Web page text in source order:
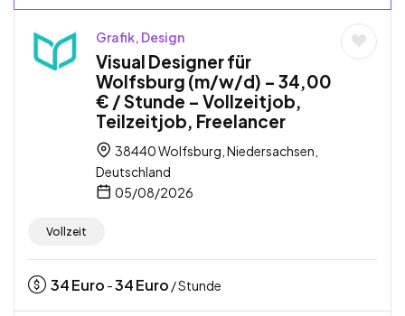
Grafik, Design
Visual Designer für
Wolfsburg (m/w/d) – 34,00
€ / Stunde – Vollzeitjob,
Teilzeitjob, Freelancer
38440 Wolfsburg, Niedersachsen,
Deutschland
05/08/2026
Vollzeit
34Euro -34Euro / Stunde